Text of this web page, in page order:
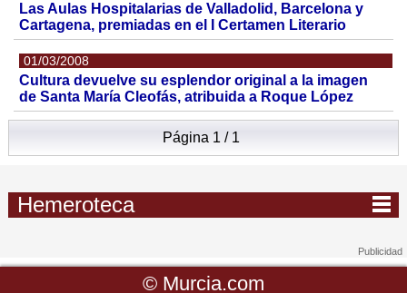
Las Aulas Hospitalarias de Valladolid, Barcelona y
Cartagena, premiadas en el I Certamen Literario
01/03/2008
Cultura devuelve su esplendor original a la imagen
de Santa María Cleofás, atribuida a Roque López
Página 1 / 1
Hemeroteca
© Murcia.com